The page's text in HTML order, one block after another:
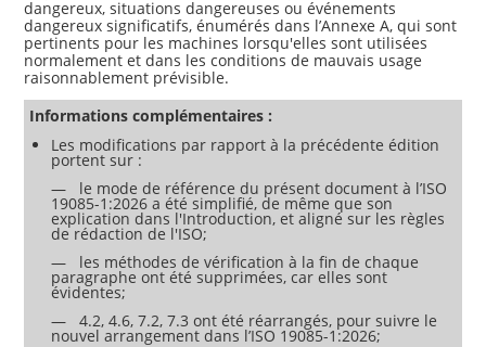
dangereux, situations dangereuses ou événements
dangereux significatifs, énumérés dans l’Annexe A, qui sont
pertinents pour les machines lorsqu'elles sont utilisées
normalement et dans les conditions de mauvais usage
Informations complémentaires :
Les modifications par rapport à la précédente édition
portent sur :
— le mode de référence du présent document à l’ISO
19085-1:2026 a été simplifié, de même que son
explication dans l'Introduction, et aligné sur les règles
de rédaction de l'ISO;
— les méthodes de vérification à la fin de chaque
paragraphe ont été supprimées, car elles sont
évidentes;
— 4.2, 4.6, 7.2, 7.3 ont été réarrangés, pour suivre le
nouvel arrangement dans l’ISO 19085-1:2026;